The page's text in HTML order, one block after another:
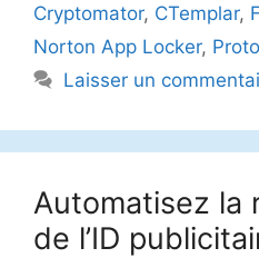
Cryptomator, CTemplar,
Norton App Locker,
Laisser un
Automatisez la
de l’ID